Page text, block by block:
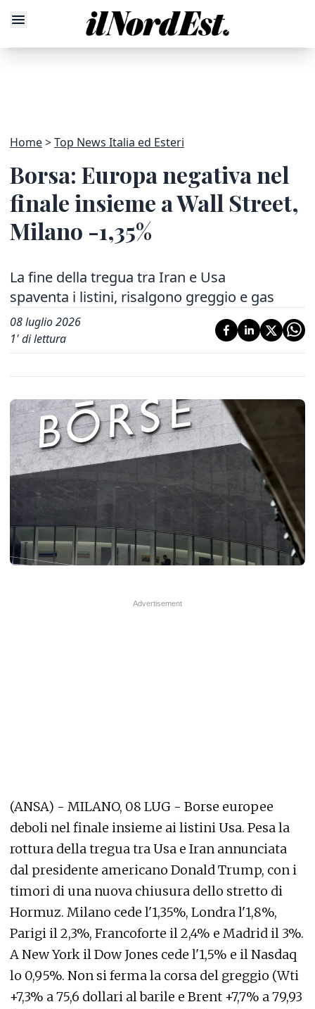
Home Top News Italia ed Esteri
Borsa: Europa negativa nel
finale insieme a Wall Street,
Milano -1,35%
La fine della tregua tra Iran e Usa
spaventa i listini, risalgono greggio e gas
08 luglio 2026
1' di lettura
(ANSA) - MILANO, 08 LUG - Borse europee
deboli nel finale insieme ai listini Usa. Pesa la
rottura della tregua tra Usa e Iran annunciata
dal presidente americano Donald Trump, con i
timori di una nuova chiusura dello stretto di
Hormuz. Milano cede l'1,35%, Londra l'1,8%,
Parigi il 2,3%, Francoforte il 2,4% e Madrid il 3%.
A New York il Dow Jones cede l'1,5% e il Nasdaq
lo 0,95%. Non si ferma la corsa del greggio (Wti
+7,3% a 75,6 dollari al barile e Brent +7,7% a 79,93